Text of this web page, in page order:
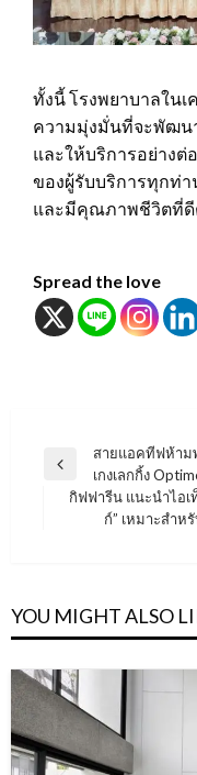
ทั้งนี้ โรงพยาบาลใน
ความมุ่งมั่นที่จะพัฒน
และให้บริการอย่างต่
ของผู้รับบริการทุกท่า
และมีคุณภาพชีวิตที่ดี
Spread the love
แนะแนว
เรื่อง
Previous
Post
สายแอคทีฟห้าม
เกงเลกกิ้ง
กิฟฟารีน แนะนำไอเ
ก์” เหมาะสำ
YOU MIGHT ALSO